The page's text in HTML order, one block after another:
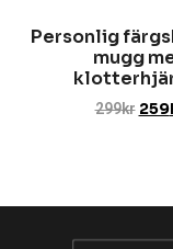
Personlig
mugg
299kr 259